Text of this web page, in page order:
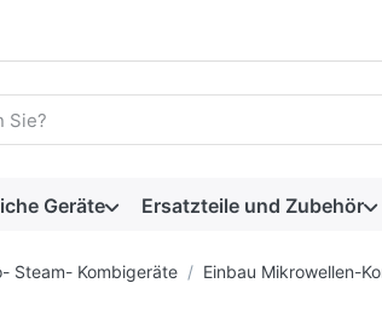
ein. Während Sie tippen,
Geräte Ersatzteile und Zubehör
Steam- Kombigeräte
Einbau Mikrowellen-